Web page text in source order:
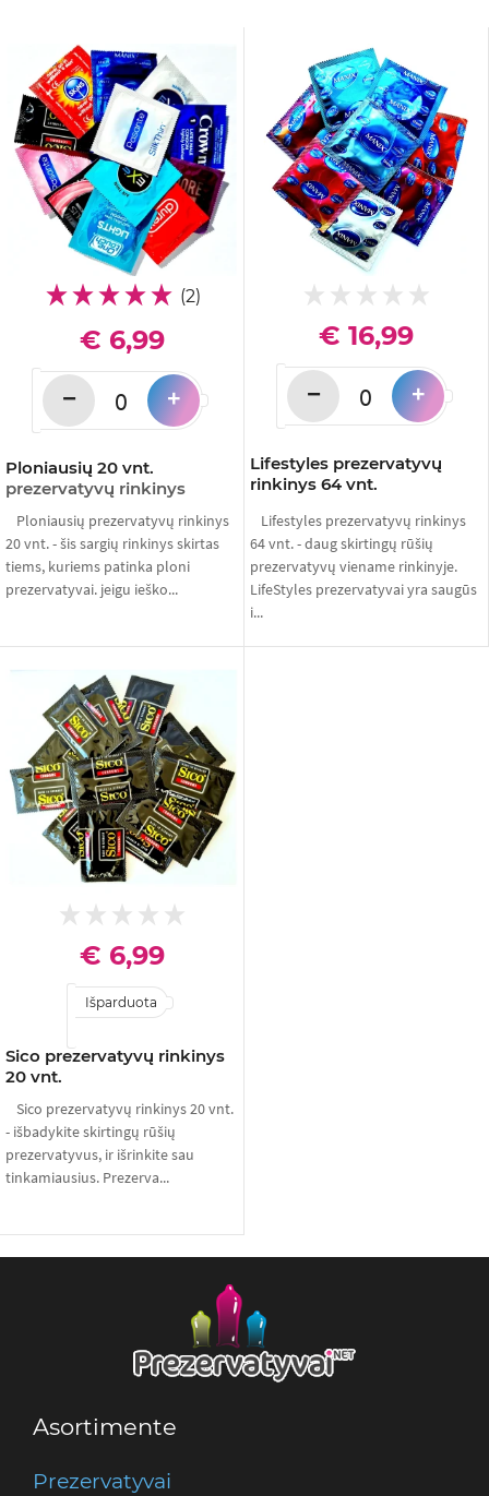
(2)
Ploniausių 20 vnt.
prezervatyvų rinkinys
€ 6,99
− +
Ploniausių prezervatyvų rinkinys
20 vnt. - šis sargių rinkinys skirtas
tiems, kuriems patinka ploni
prezervatyvai. jeigu ieško...
Lifestyles prezervatyvų
rinkinys 64 vnt.
€ 16,99
− +
Lifestyles prezervatyvų rinkinys
64 vnt. - daug skirtingų rūšių
prezervatyvų viename rinkinyje.
LifeStyles prezervatyvai yra saugūs
i...
Sico prezervatyvų rinkinys
20 vnt.
€ 6,99
Išparduota
Sico prezervatyvų rinkinys 20 vnt.
- išbadykite skirtingų rūšių
prezervatyvus, ir išrinkite sau
tinkamiausius. Prezerva...
Asortimente
Prezervatyvai